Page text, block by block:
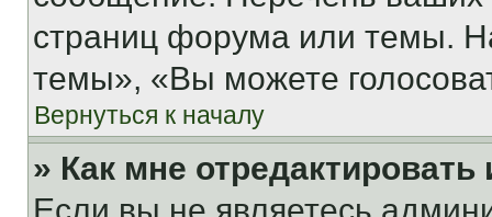
страниц форума или темы.
темы», «Вы можете
Вернуться к началу
» Как мне